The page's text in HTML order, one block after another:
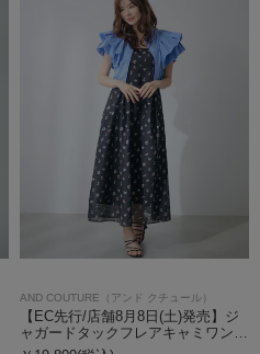
AND COUTURE（アンド クチュール）
【EC先行/店舗8月8日(土)発売】ジ
ャガードタックフレアキャミワン…